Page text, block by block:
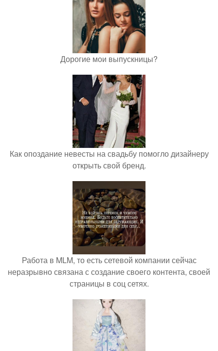
Дорогие мои выпускницы?
Как опоздание невесты на свадьбу помогло дизайнеру
открыть свой бренд.
Работа в MLM, то есть сетевой компании сейчас
неразрывно связана с создание своего контента, своей
страницы в соц сетях.